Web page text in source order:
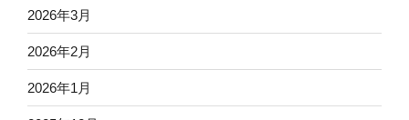
2026年3月
2026年2月
2026年1月